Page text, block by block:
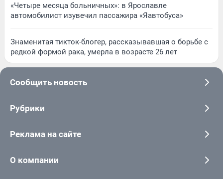
«Четыре месяца больничных»: в Ярославле
автомобилист изувечил пассажира «Яавтобуса»
Знаменитая тикток-блогер, рассказывавшая о борьбе с
редкой формой рака, умерла в возрасте 26 лет
Сообщить новость
Рубрики
Реклама на сайте
О компании